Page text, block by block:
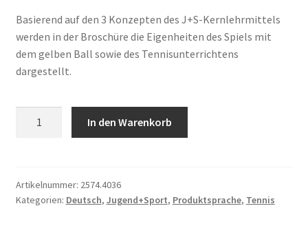
Basierend auf den 3 Konzepten des J+S-Kernlehrmittels
werden in der Broschüre die Eigenheiten des Spiels mit
dem gelben Ball sowie des Tennisunterrichtens
dargestellt.
unterrichten
Menge
In den Warenkorb
Artikelnummer: 2574.4036
Kategorien: Deutsch, Jugend+Sport, Produktsprache, Tennis